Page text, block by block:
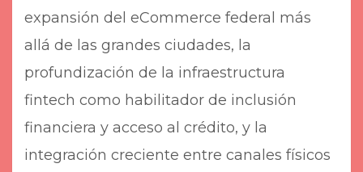
expansión del eCommerce federal más
allá de las grandes ciudades, la
profundización de la infraestructura
fintech como habilitador de inclusión
financiera y acceso al crédito, y la
integración creciente entre canales físicos